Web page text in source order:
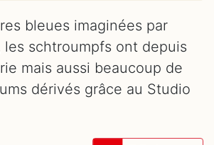
bleues imaginées par
les schtroumpfs ont depuis
mais aussi beaucoup de
dérivés grâce au Studio